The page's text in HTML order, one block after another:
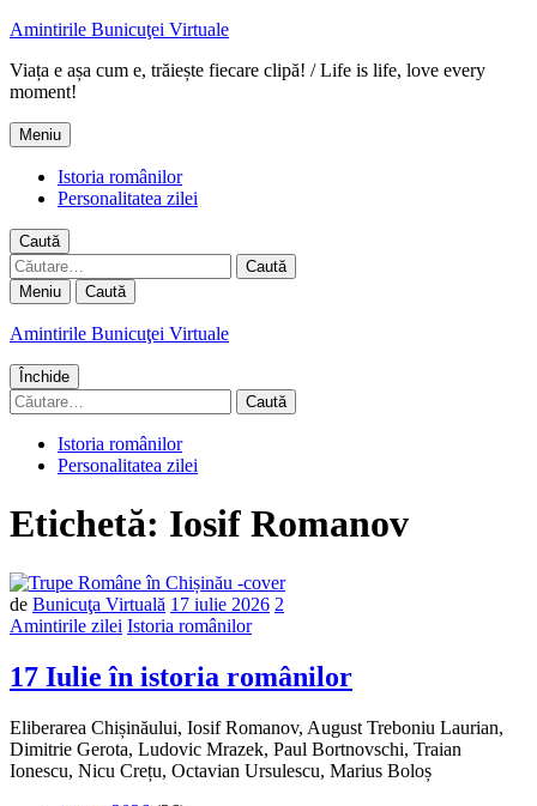
Amintirile Bunicuţei Virtuale
Viața e așa cum e, trăiește fiecare clipă! / Life is life, love every
moment!
Meniu
Istoria românilor
Personalitatea zilei
Caută
Caută
după:
Meniu Caută
Amintirile Bunicuţei Virtuale
Închide
Caută
după:
Istoria românilor
Personalitatea zilei
Etichetă: Iosif Romanov
de Bunicuţa Virtuală 17 iulie 2026 2
Amintirile zilei Istoria românilor
17 Iulie în istoria românilor
Eliberarea Chișinăului, Iosif Romanov, August Treboniu Laurian,
Dimitrie Gerota, Ludovic Mrazek, Paul Bortnovschi, Traian
Ionescu, Nicu Crețu, Octavian Ursulescu, Marius Boloș